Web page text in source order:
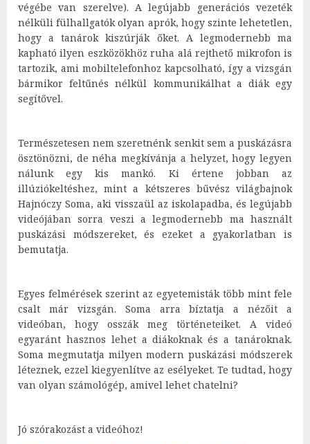
végébe van szerelve). A legújabb generációs vezeték
nélküli fülhallgatók olyan aprók, hogy szinte lehetetlen,
hogy a tanárok kiszúrják őket. A legmodernebb ma
kapható ilyen eszközökhöz ruha alá rejthető mikrofon is
tartozik, ami mobiltelefonhoz kapcsolható, így a vizsgán
bármikor feltűnés nélkül kommunikálhat a diák egy
segítővel.
Természetesen nem szeretnénk senkit sem a puskázásra
ösztönözni, de néha megkívánja a helyzet, hogy legyen
nálunk egy kis mankó. Ki értene jobban az
illúziókeltéshez, mint a kétszeres bűvész világbajnok
Hajnóczy Soma, aki visszaül az iskolapadba, és legújabb
videójában sorra veszi a legmodernebb ma használt
puskázási módszereket, és ezeket a gyakorlatban is
bemutatja.
Egyes felmérések szerint az egyetemisták több mint fele
csalt már vizsgán. Soma arra bíztatja a nézőit a
videóban, hogy osszák meg történeteiket. A videó
egyaránt hasznos lehet a diákoknak és a tanároknak.
Soma megmutatja milyen modern puskázási módszerek
léteznek, ezzel kiegyenlítve az esélyeket. Te tudtad, hogy
van olyan számológép, amivel lehet chatelni?
Jó szórakozást a videóhoz!